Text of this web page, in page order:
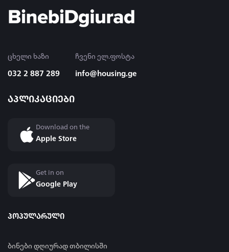
airbnb tbilisi
სწრაფი სესხი 15 წუთში
amindi
horoskopi
mshenebare binebi
vitaminebi
ცხელი ხაზი
032 2 887 289
ჩვენი ელ.ფოსტა
info@housing.ge
აპლიკაციები
Download on the
Apple Store
Get in on
Google Play
პოპულარული
ბინები დღიურად თბილისში